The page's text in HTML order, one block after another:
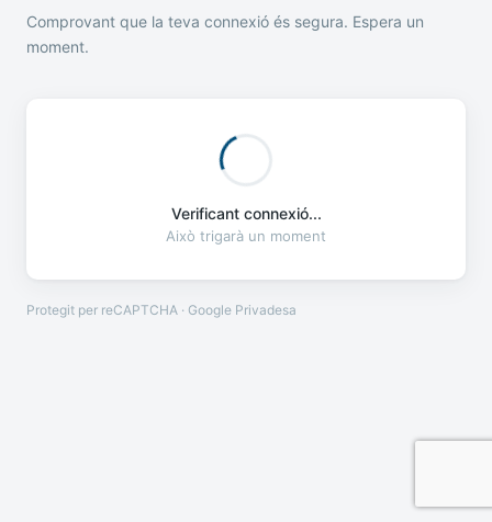
Comprovant que la teva connexió és segura. Espera un
moment.
Verificant connexió...
Això trigarà un moment
Protegit per reCAPTCHA · Google Privadesa